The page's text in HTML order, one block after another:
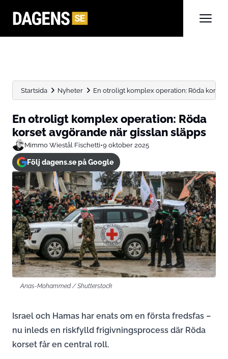
Startsida Nyheter En otroligt komplex operation: Röda korset
En otroligt komplex operation: Röda
korset avgörande när gisslan släpps
Mimmo Wiestål Fischetti•9 oktober 2025
Följ dagens.se på Google
Anas-Mohammed / Shutterstock
Israel och Hamas har enats om en första fredsfas –
nu inleds en riskfylld frigivningsprocess där Röda
korset får en central roll.